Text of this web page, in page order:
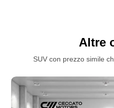
Sistema di frenata anti collisione
Sistema di ricarica wireless
Sospensioni regolabili
Altre
SUV con prezzo simile